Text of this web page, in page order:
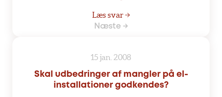
Læs svar →
Næste →
15 jan. 2008
Skal udbedringer af mangler på el-
installationer godkendes?